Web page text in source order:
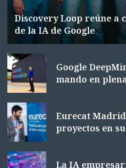
Discovery Loop reúne a
de la IA de Google
Google
mando en
Eurecat
proyectos en
La IA